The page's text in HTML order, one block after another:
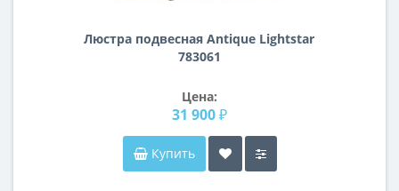
Люстра подвесная Antique Lightstar
783061
Цена:
31 900 ₽
Купить